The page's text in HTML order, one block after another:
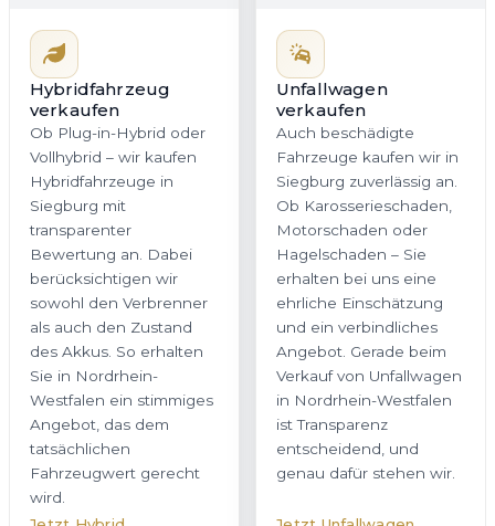
Hybridfahrzeug
verkaufen
Ob Plug-in-Hybrid oder
Vollhybrid – wir kaufen
Hybridfahrzeuge in
Siegburg mit
transparenter
Bewertung an. Dabei
berücksichtigen wir
sowohl den Verbrenner
als auch den Zustand
des Akkus. So erhalten
Sie in Nordrhein-
Westfalen ein stimmiges
Angebot, das dem
tatsächlichen
Fahrzeugwert gerecht
wird.
Jetzt Hybrid
Unfallwagen
verkaufen
Auch beschädigte
Fahrzeuge kaufen wir in
Siegburg zuverlässig an.
Ob Karosserieschaden,
Motorschaden oder
Hagelschaden – Sie
erhalten bei uns eine
ehrliche Einschätzung
und ein verbindliches
Angebot. Gerade beim
Verkauf von Unfallwagen
in Nordrhein-Westfalen
ist Transparenz
entscheidend, und
genau dafür stehen wir.